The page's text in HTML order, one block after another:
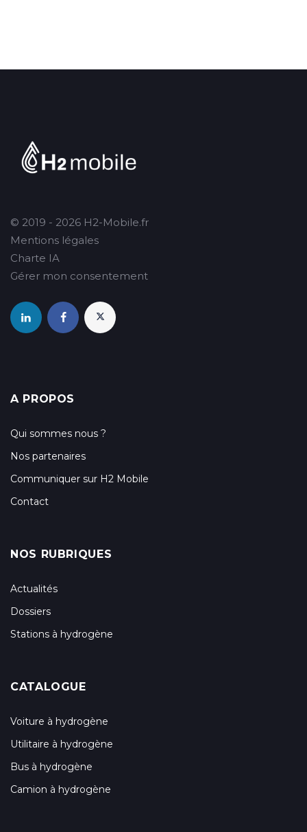
© 2019 - 2026 H2-Mobile.fr
Mentions légales
Charte IA
Gérer mon consentement
A PROPOS
Qui sommes nous ?
Nos partenaires
Communiquer sur H2 Mobile
Contact
NOS RUBRIQUES
Actualités
Dossiers
Stations à hydrogène
CATALOGUE
Voiture à hydrogène
Utilitaire à hydrogène
Bus à hydrogène
Camion à hydrogène